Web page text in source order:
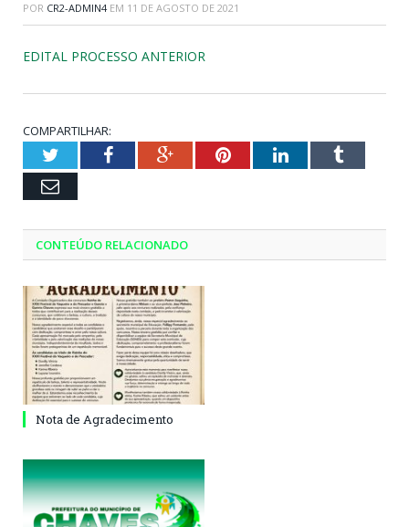
POR CR2-ADMIN4 EM 11 DE AGOSTO DE 2021
EDITAL PROCESSO ANTERIOR
COMPARTILHAR:
TwitterFacebookGoogle+PinterestLinkedInTumblr
Email
CONTEÚDO RELACIONADO
Nota de Agradecimento